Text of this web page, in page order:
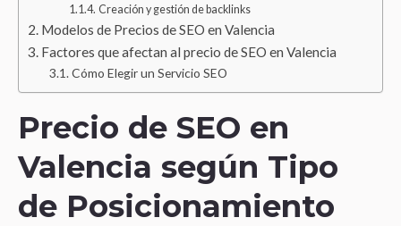
Creación y gestión de backlinks
Modelos de Precios de SEO en Valencia
Factores que afectan al precio de SEO en Valencia
Cómo Elegir un Servicio SEO
Precio de SEO en
Valencia según Tipo
de Posicionamiento